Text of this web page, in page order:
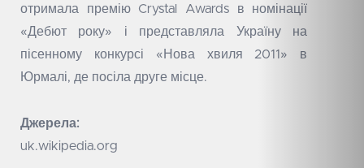
отримала премію Crystal Awards в номінації
«Дебют року» і представляла Україну на
пісенному конкурсі «Нова хвиля 2011» в
Юрмалі, де посіла друге місце.
Джерела:
uk.wikipedia.org